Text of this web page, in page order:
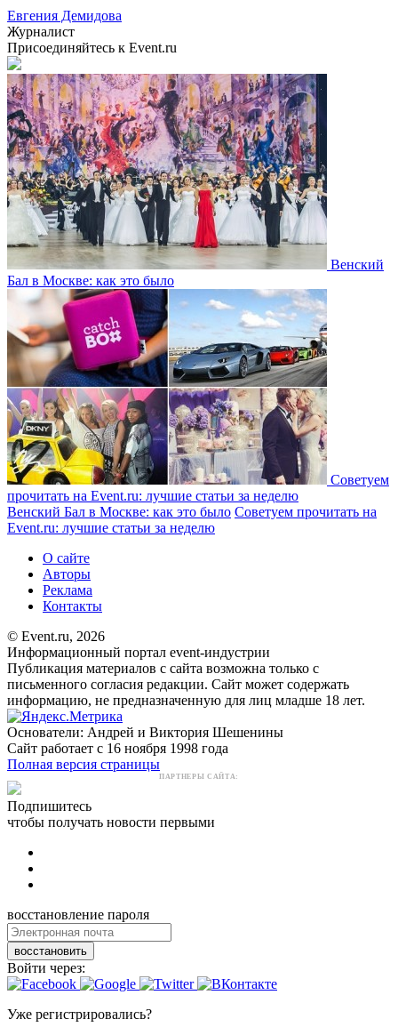
Евгения Демидова
Журналист
Присоединяйтесь к Event.ru
Венский
Бал в Москве: как это было
Советуем
прочитать на Event.ru: лучшие статьи за неделю
Венский Бал в Москве: как это было Советуем прочитать на
Event.ru: лучшие статьи за неделю
О сайте
Авторы
Реклама
Контакты
© Event.ru, 2026
Информационный портал event-индустрии
Публикация материалов с сайта возможна только с
письменного согласия редакции. Сайт может содержать
информацию, не предназначенную для лиц младше 18 лет.
Основатели: Андрей и Виктория Шешенины
Сайт работает с 16 ноября 1998 года
Полная версия страницы
ПАРТНЕРЫ САЙТА:
Подпишитесь
чтобы получать новости первыми
восстановление пароля
восстановить
Войти через:
Уже регистрировались?